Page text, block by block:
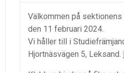
Välkommen på
den 11 februari 2024.
Vi håller till i
Hjortnäsvägen 5, Leksand.